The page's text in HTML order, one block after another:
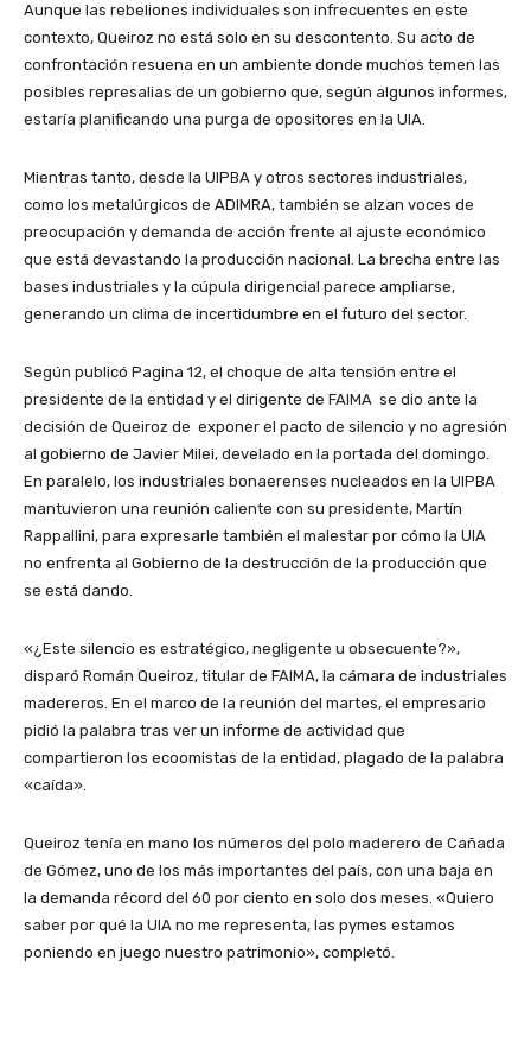
Aunque las rebeliones individuales son infrecuentes en este
contexto, Queiroz no está solo en su descontento. Su acto de
confrontación resuena en un ambiente donde muchos temen las
posibles represalias de un gobierno que, según algunos informes,
estaría planificando una purga de opositores en la UIA.
Mientras tanto, desde la UIPBA y otros sectores industriales,
como los metalúrgicos de ADIMRA, también se alzan voces de
preocupación y demanda de acción frente al ajuste económico
que está devastando la producción nacional. La brecha entre las
bases industriales y la cúpula dirigencial parece ampliarse,
generando un clima de incertidumbre en el futuro del sector.
Según publicó Pagina 12, el choque de alta tensión entre el
presidente de la entidad y el dirigente de FAIMA se dio ante la
decisión de Queiroz de exponer el pacto de silencio y no agresión
al gobierno de Javier Milei, develado en la portada del domingo.
En paralelo, los industriales bonaerenses nucleados en la UIPBA
mantuvieron una reunión caliente con su presidente, Martín
Rappallini, para expresarle también el malestar por cómo la UIA
no enfrenta al Gobierno de la destrucción de la producción que
se está dando.
«¿Este silencio es estratégico, negligente u obsecuente?»,
disparó Román Queiroz, titular de FAIMA, la cámara de industriales
madereros. En el marco de la reunión del martes, el empresario
pidió la palabra tras ver un informe de actividad que
compartieron los ecoomistas de la entidad, plagado de la palabra
«caída».
Queiroz tenía en mano los números del polo maderero de Cañada
de Gómez, uno de los más importantes del país, con una baja en
la demanda récord del 60 por ciento en solo dos meses. «Quiero
saber por qué la UIA no me representa, las pymes estamos
poniendo en juego nuestro patrimonio», completó.